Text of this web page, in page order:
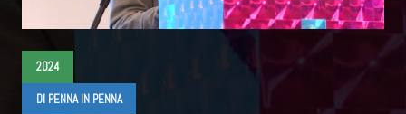
2024
DI PENNA IN PENNA